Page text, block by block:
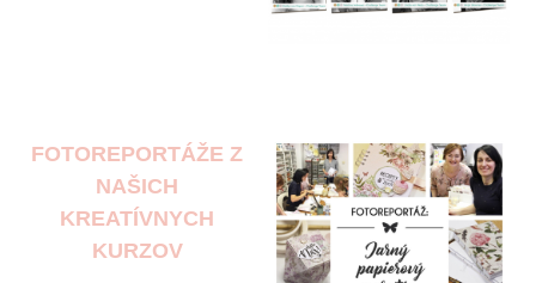
FOTOREPORTÁŽE Z
NAŠICH
KREATÍVNYCH
KURZOV